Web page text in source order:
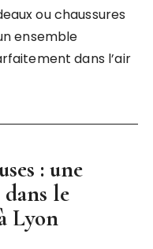
ou chaussures
ensemble
dans l’air
: une
dans le
Lyon